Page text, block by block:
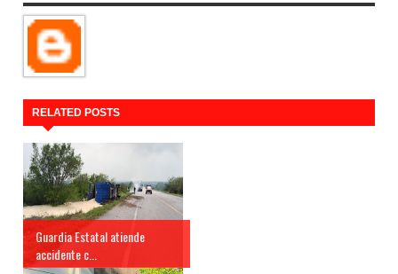
RELATED POSTS
Guardia Estatal atiende
accidente c...